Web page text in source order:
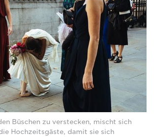
Büschen zu verstecken, mischt sich
Hochzeitsgäste, damit sie sich